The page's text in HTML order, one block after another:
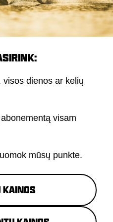
dienos ar kelių
visam
mūsų punkte.
kainos